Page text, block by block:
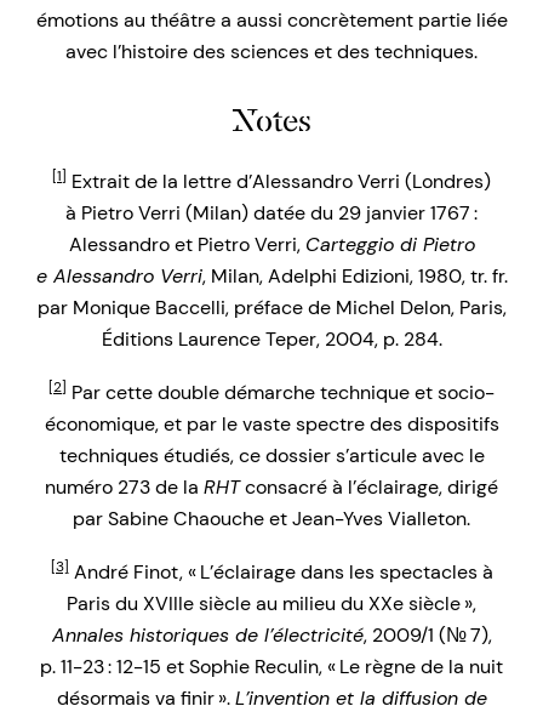
émotions au théâtre a aussi concrètement partie liée
avec l’histoire des sciences et des techniques.
Notes
[1] Extrait de la lettre d’Alessandro Verri (Londres)
à Pietro Verri (Milan) datée du 29 janvier 1767 :
Alessandro et Pietro Verri, Carteggio di Pietro
e Alessandro Verri, Milan, Adelphi Edizioni, 1980, tr. fr.
par Monique Baccelli, préface de Michel Delon, Paris,
Éditions Laurence Teper, 2004, p. 284.
[2] Par cette double démarche technique et socio-
économique, et par le vaste spectre des dispositifs
techniques étudiés, ce dossier s’articule avec le
numéro 273 de la RHTconsacré à l’éclairage, dirigé
par Sabine Chaouche et Jean-Yves Vialleton.
[3]André Finot, « L’éclairage dans les spectacles à
Paris du XVIIIe siècle au milieu du XXe siècle »,
Annales historiques de l’électricité, 2009/1 (№ 7),
p. 11-23 : 12-15 et Sophie Reculin, « Le règne de la nuit
désormais va finir ».L’invention et la diffusion de